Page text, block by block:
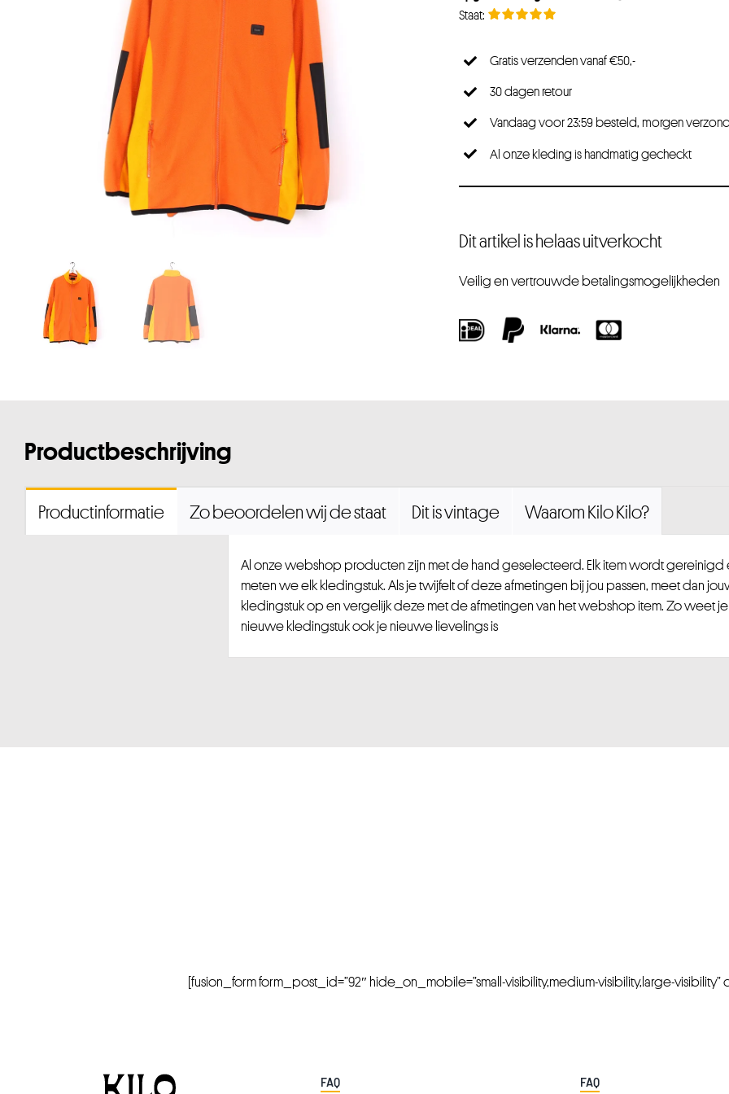
Gratis verzenden vanaf €50,-
30 dagen retour
Vandaag voor 23:59 besteld, morgen
Al onze kleding is handmatig gecheckt
Dit artikel is helaas uitverkocht
Veilig en vertrouwde betalingsmogelijkheden
Productbeschrijving
Productinformatie Zo beoordelen wij de staat Dit is vintage Waarom Kilo Kilo?
Al onze webshop producten zijn met de hand geselecteerd. Elk item wordt gereinigd
meten we elk kledingstuk. Als je twijfelt of deze afmetingen bij jou passen, meet dan
kledingstuk op en vergelijk deze met de afmetingen van het webshop item. Zo weet
nieuwe kledingstuk ook je nieuwe lievelings is
[fusion_form form_post_id=”92″ hide_on_mobile=”small-visibility,medium-visibility,large-visibility”
FAQ FAQ